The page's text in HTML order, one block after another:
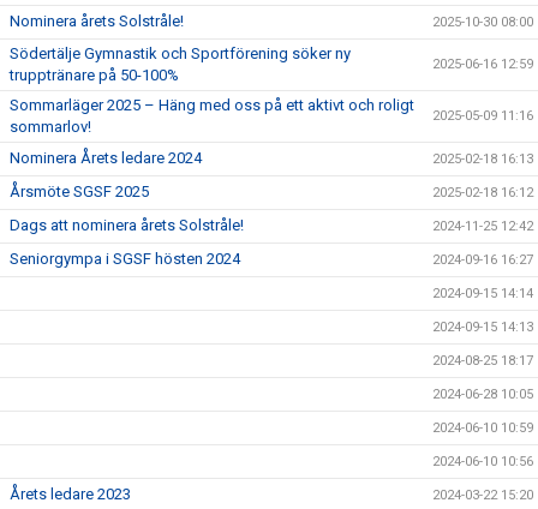
Nominera årets Solstråle! 2025-10-30 08:00
Södertälje Gymnastik och Sportförening söker ny
trupptränare på 50-100%
2025-06-16 12:59
Sommarläger 2025 – Häng med oss på ett aktivt och roligt
sommarlov!
2025-05-09 11:16
Nominera Årets ledare 2024 2025-02-18 16:13
Årsmöte SGSF 2025 2025-02-18 16:12
Dags att nominera årets Solstråle! 2024-11-25 12:42
Seniorgympa i SGSF hösten 2024 2024-09-16 16:27
2024-09-15 14:14
2024-09-15 14:13
2024-08-25 18:17
2024-06-28 10:05
2024-06-10 10:59
2024-06-10 10:56
Årets ledare 2023 2024-03-22 15:20